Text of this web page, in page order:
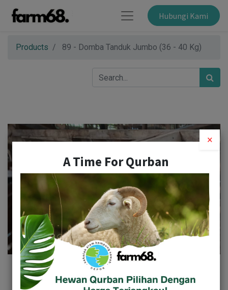
Hubungi Kami
Products 89 - Domba Tanduk Jumbo (36 - 40 Kg)
×
A Time For Qurban